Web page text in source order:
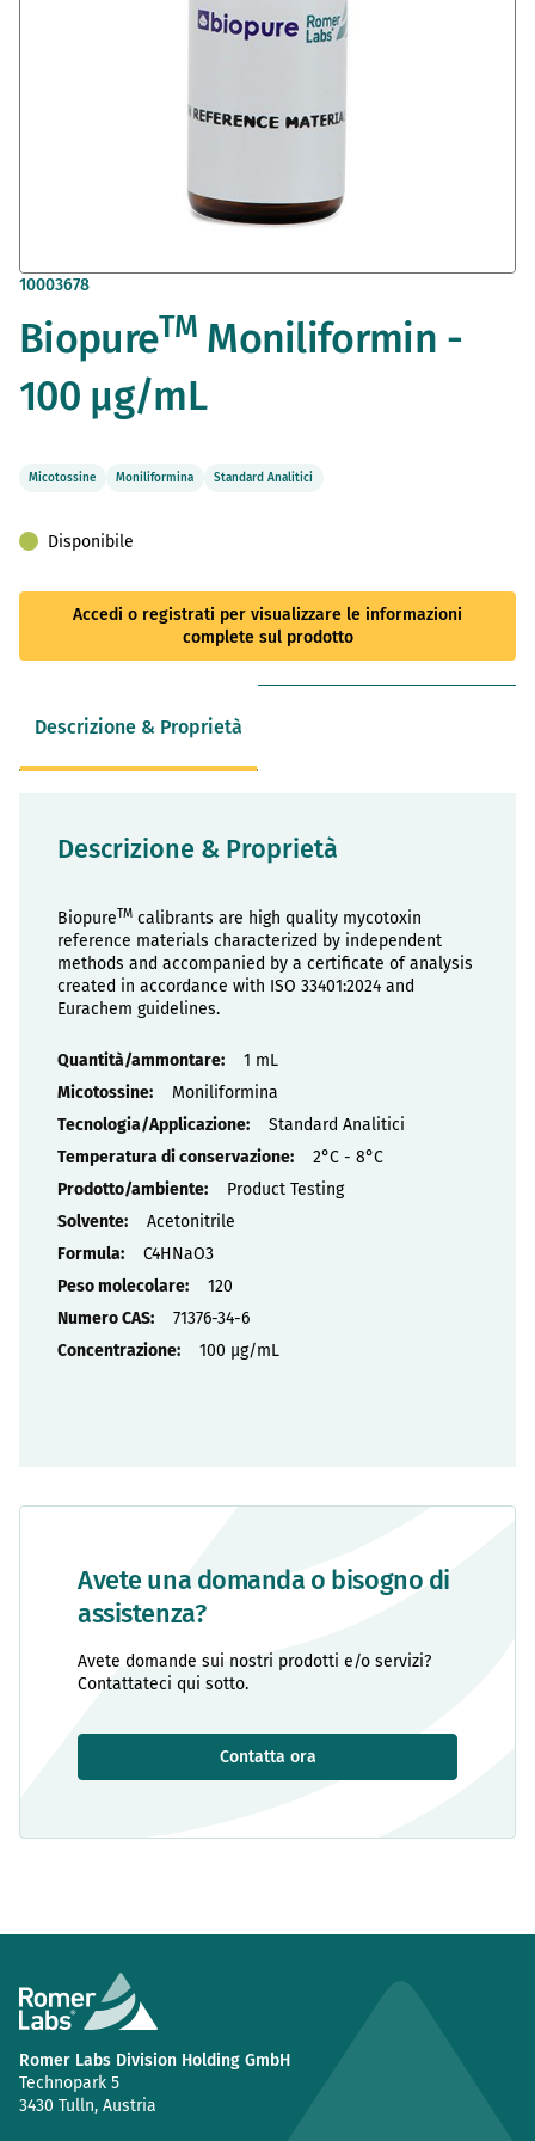
Vai
della
galleria
immagini
10003678
BiopureTMMoniliformin -
100 µg/mL
Micotossine Moniliformina Standard Analitici
Disponibile
Accedi o registrati per visualizzare le informazioni
complete sul prodotto
Avete una domanda o bisogno di
assistenza?
Avete domande sui nostri prodotti e/o servizi?
Contattateci qui sotto.
Contatta ora
Descrizione & Proprietà
Descrizione & Proprietà
BiopureTM calibrants are high quality mycotoxin
reference materials characterized by independent
methods and accompanied by a certificate of analysis
created in accordance with ISO 33401:2024 and
Eurachem guidelines.
Proprietà
1 mL
Moniliformina
Standard Analitici
2°C - 8°C
Product Testing
Acetonitrile
C4HNaO3
120
71376-34-6
100 µg/mL
Romer Labs Division Holding GmbH
Technopark 5
3430 Tulln, Austria